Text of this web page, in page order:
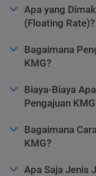
Apa yang
(Floating Rate)?
Bagaimana
KMG?
Biaya-Biaya
Pengajuan
Bagaimana
KMG?
Apa Saja Jenis